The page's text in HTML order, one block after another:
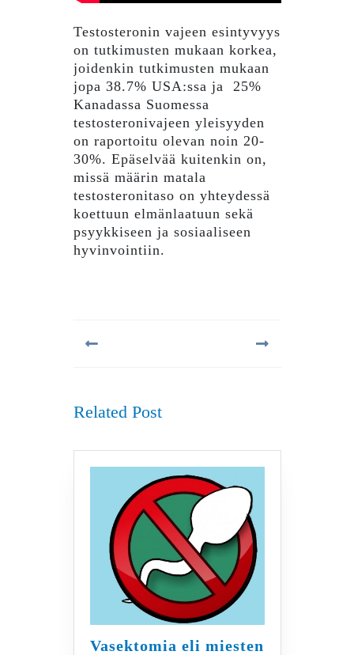
Testosteronin vajeen esintyvyys
on tutkimusten mukaan korkea,
joidenkin tutkimusten mukaan
jopa 38.7% USA:ssa ja 25%
Kanadassa Suomessa
testosteronivajeen yleisyyden
on raportoitu olevan noin 20-
30%. Epäselvää kuitenkin on,
missä määrin matala
testosteronitaso on yhteydessä
koettuun elmänlaatuun sekä
psyykkiseen ja sosiaaliseen
hyvinvointiin.
Related Post
Vasektomia eli miesten